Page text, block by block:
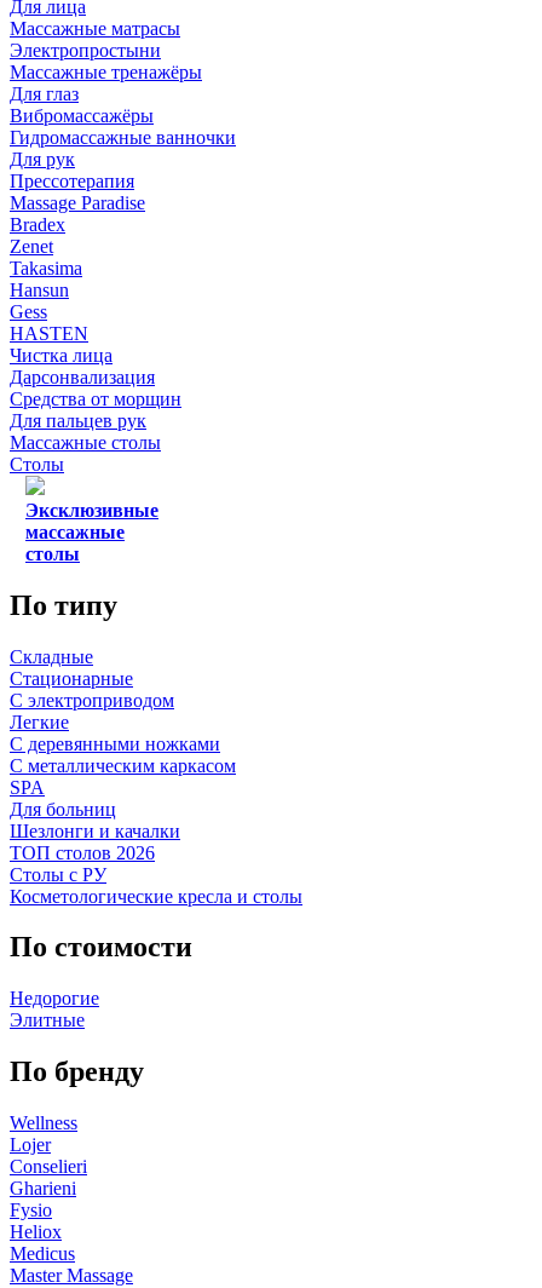
Для лица
Массажные матрасы
Электропростыни
Массажные тренажёры
Для глаз
Вибромассажёры
Гидромассажные ванночки
Для рук
Прессотерапия
Massage Paradise
Bradex
Zenet
Takasima
Hansun
Gess
HASTEN
Чистка лица
Дарсонвализация
Средства от морщин
Для пальцев рук
Массажные столы
Столы
Эксклюзивные
массажные
столы
По типу
Складные
Стационарные
С электроприводом
Легкие
С деревянными ножками
С металлическим каркасом
SPA
Для больниц
Шезлонги и качалки
ТОП столов 2026
Столы с РУ
Косметологические кресла и столы
По стоимости
Недорогие
Элитные
По бренду
Wellness
Lojer
Conselieri
Gharieni
Fysio
Heliox
Medicus
Master Massage